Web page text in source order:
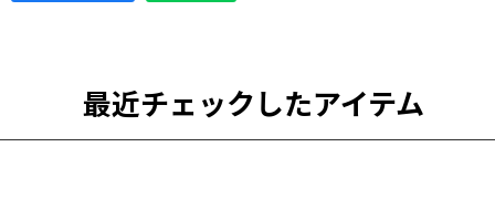
最近チェックしたアイテム